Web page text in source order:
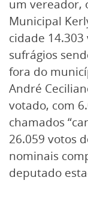
um vereador,
Municipal
cidade
sufrágios
fora do
André
votado, com
chamados
26.059 votos
nominais
deputado